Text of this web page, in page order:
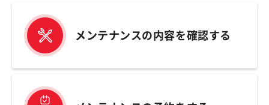
メンテナンスの内容を確認する